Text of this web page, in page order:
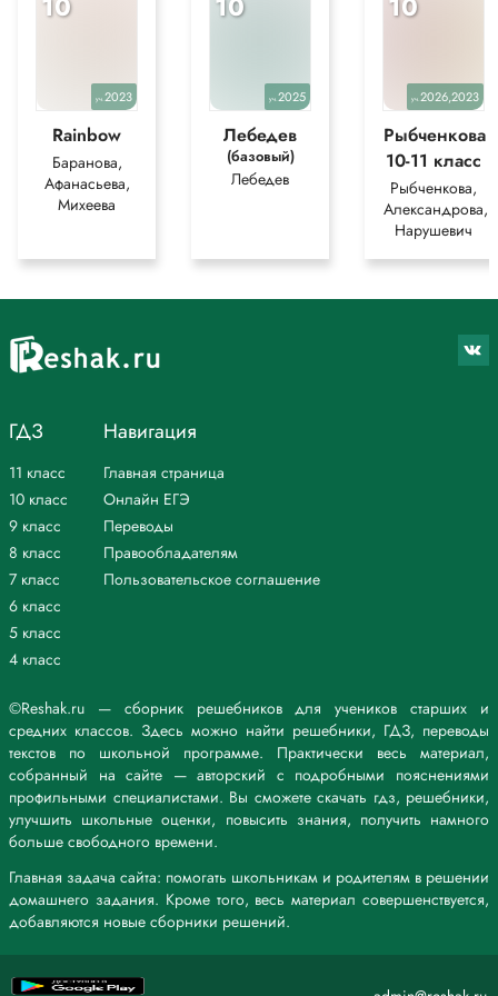
уч.2023
Rainbow
Баранова,
Афанасьева,
Михеева
уч.2025
Лебедев
(базовый)
Лебедев
уч.2026,2023
Рыбченкова
10-11 класс
Рыбченкова,
Александрова,
Нарушевич
©Reshak.ru — сборник решебников для учеников старших и
средних классов. Здесь можно найти решебники, ГДЗ, переводы
текстов по школьной программе. Практически весь материал,
собранный на сайте — авторский с подробными пояснениями
профильными специалистами. Вы сможете скачать гдз, решебники,
улучшить школьные оценки, повысить знания, получить намного
больше свободного времени.
Главная задача сайта: помогать школьникам и родителям в решении
домашнего задания. Кроме того, весь материал совершенствуется,
добавляются новые сборники решений.
ГДЗ
11 класс
10 класс
9 класс
8 класс
7 класс
6 класс
5 класс
4 класс
Навигация
Главная страница
Онлайн ЕГЭ
Переводы
Правообладателям
Пользовательское соглашение